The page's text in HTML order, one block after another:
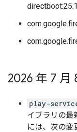
2026 年 7 月
play-
イブラリの最
には、次の変